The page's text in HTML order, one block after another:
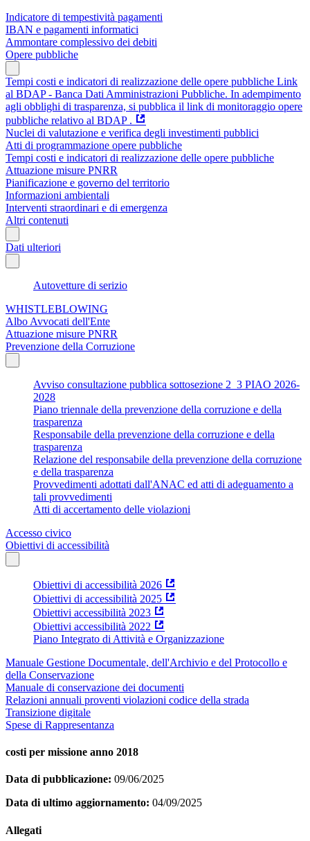
Indicatore di tempestività pagamenti
IBAN e pagamenti informatici
Ammontare complessivo dei debiti
Opere pubbliche
Tempi costi e indicatori di realizzazione delle opere pubbliche Link
al BDAP - Banca Dati Amministrazioni Pubbliche. In adempimento
agli obblighi di trasparenza, si pubblica il link di monitoraggio opere
pubbliche relativo al BDAP .
Nuclei di valutazione e verifica degli investimenti pubblici
Atti di programmazione opere pubbliche
Tempi costi e indicatori di realizzazione delle opere pubbliche
Attuazione misure PNRR
Pianificazione e governo del territorio
Informazioni ambientali
Interventi straordinari e di emergenza
Altri contenuti
Dati ulteriori
Autovetture di serizio
WHISTLEBLOWING
Albo Avvocati dell'Ente
Attuazione misure PNRR
Prevenzione della Corruzione
Avviso consultazione pubblica sottosezione 2_3 PIAO 2026-
2028
Piano triennale della prevenzione della corruzione e della
trasparenza
Responsabile della prevenzione della corruzione e della
trasparenza
Relazione del responsabile della prevenzione della corruzione
e della trasparenza
Provvedimenti adottati dall'ANAC ed atti di adeguamento a
tali provvedimenti
Atti di accertamento delle violazioni
Accesso civico
Obiettivi di accessibilità
Obiettivi di accessibilità 2026
Obiettivi di accessibilità 2025
Obiettivi accessibilità 2023
Obiettivi accessibilità 2022
Piano Integrato di Attività e Organizzazione
Manuale Gestione Documentale, dell'Archivio e del Protocollo e
della Conservazione
Manuale di conservazione dei documenti
Relazioni annuali proventi violazioni codice della strada
Transizione digitale
Spese di Rappresentanza
costi per missione anno 2018
Data di pubblicazione: 09/06/2025
Data di ultimo aggiornamento: 04/09/2025
Allegati